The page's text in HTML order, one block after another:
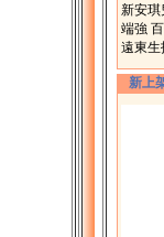
新安琪
端強
遠東生
新上